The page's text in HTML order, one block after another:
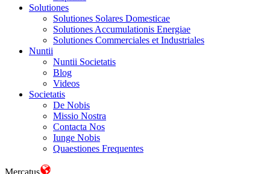
Solutiones
Solutiones Solares Domesticae
Solutiones Accumulationis Energiae
Solutiones Commerciales et Industriales
Nuntii
Nuntii Societatis
Blog
Videos
Societatis
De Nobis
Missio Nostra
Contacta Nos
Iunge Nobis
Quaestiones Frequentes
Mercatus